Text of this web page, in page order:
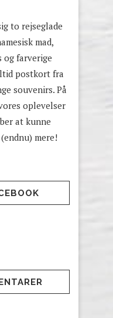
to rejseglade
mad,
og farverige
postkort fra
souvenirs. På
oplevelser
at kunne
mere!